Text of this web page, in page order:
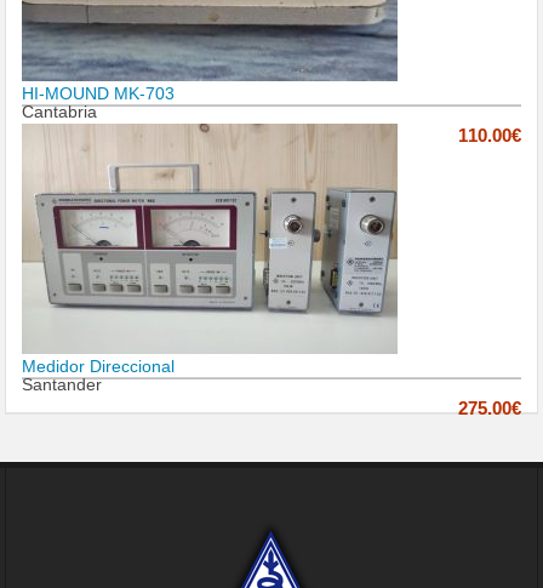
HI-MOUND MK-703
Cantabria
110.00€
Medidor Direccional
Santander
275.00€